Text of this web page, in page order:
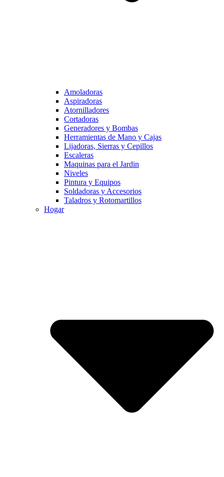
Amoladoras
Aspiradoras
Atornilladores
Cortadoras
Generadores y Bombas
Herramientas de Mano y Cajas
Lijadoras, Sierras y Cepillos
Escaleras
Maquinas para el Jardin
Niveles
Pintura y Equipos
Soldadoras y Accesorios
Taladros y Rotomartillos
Hogar